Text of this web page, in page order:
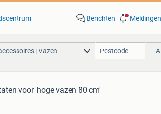
Berichten Meldingen
| Vazen
voor 'hoge vazen 80 cm'